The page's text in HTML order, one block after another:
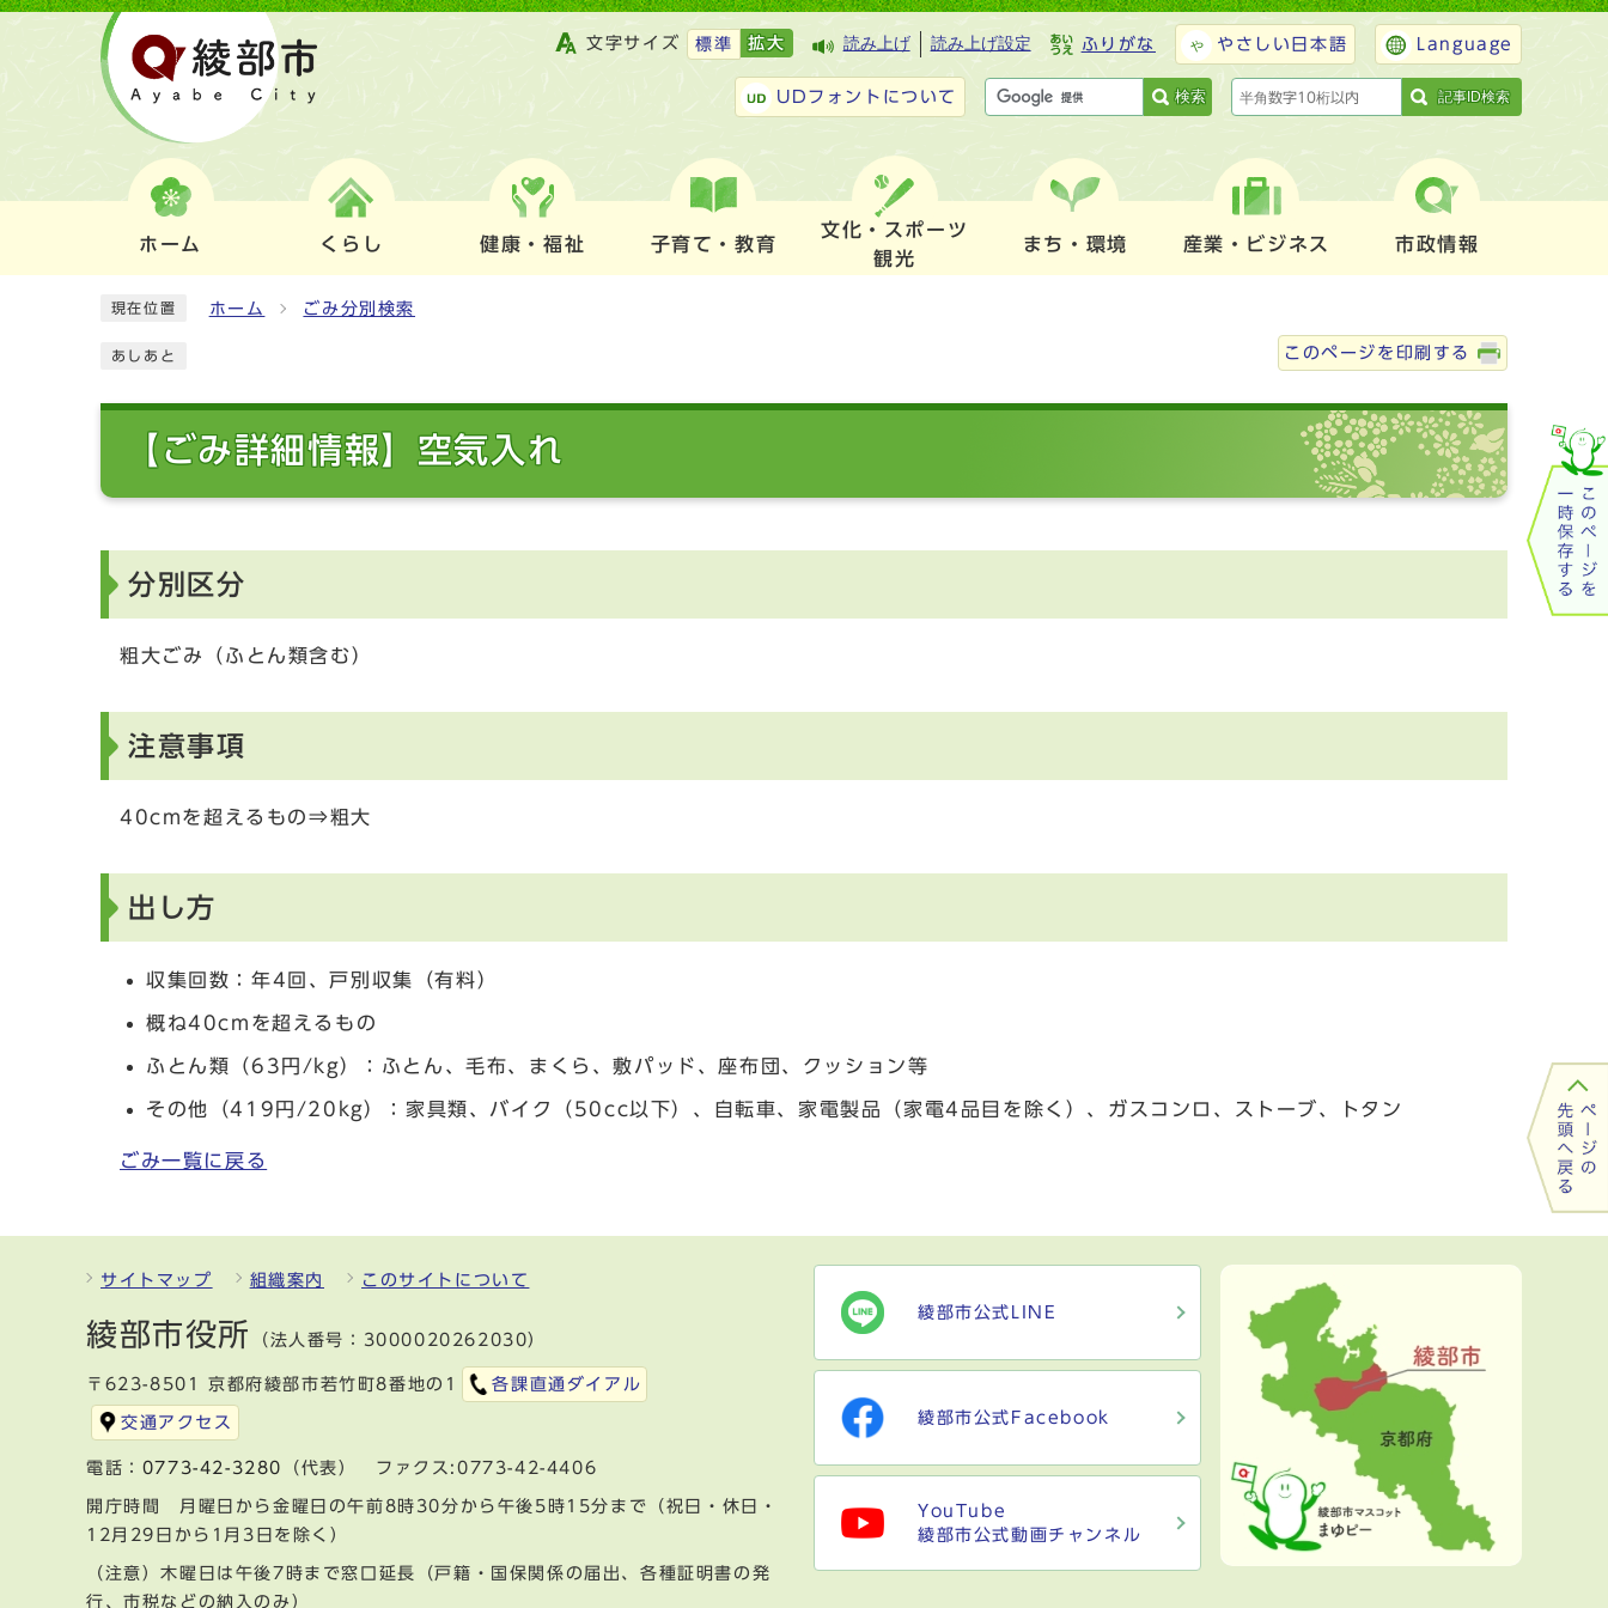
文字サイズ 標準 拡大 読み上げ 読み上げ設定 ふりがな やさしい日本語 Language
UDフォントについて 検索 記事ID検索
ホーム くらし 健康・福祉 子育て・教育
文化・スポーツ
観光
まち・環境 産業・ビジネス 市政情報
現在位置 ホーム ごみ分別検索
あしあと このページを印刷する
【ごみ詳細情報】空気入れ
分別区分
粗大ごみ（ふとん類含む）
注意事項
40cmを超えるもの⇒粗大
出し方
収集回数：年4回、戸別収集（有料）
概ね40cmを超えるもの
ふとん類（63円/kg）：ふとん、毛布、まくら、敷パッド、座布団、クッション等
その他（419円/20kg）：家具類、バイク（50cc以下）、自転車、家電製品（家電4品目を除く）、ガスコンロ、ストーブ、トタン
ごみ一覧に戻る
サイトマップ 組織案内 このサイトについて
綾部市役所 （法人番号：3000020262030）
〒623-8501 京都府綾部市若竹町8番地の1 各課直通ダイアル
交通アクセス
電話： 0773-42-3280 （代表） ファクス:0773-42-4406
開庁時間 月曜日から金曜日の午前8時30分から午後5時15分まで（祝日・休日・
12月29日から1月3日を除く）
（注意）木曜日は午後7時まで窓口延長（戸籍・国保関係の届出、各種証明書の発
行、市税などの納入のみ）
綾部市公式LINE
綾部市公式Facebook
YouTube
綾部市公式動画チャンネル